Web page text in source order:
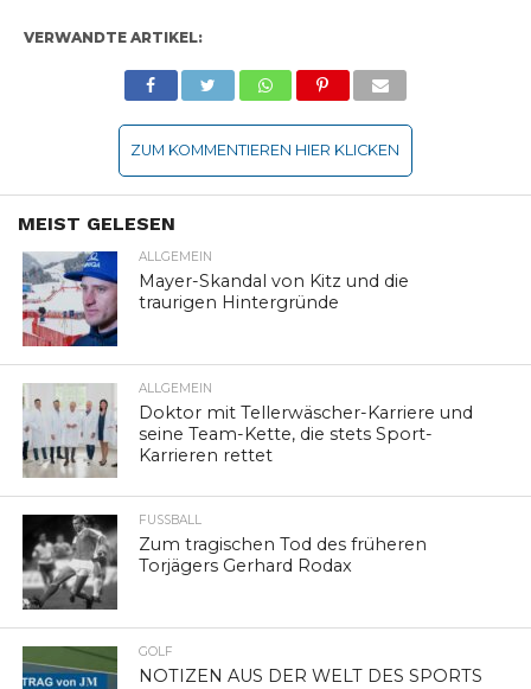
VERWANDTE ARTIKEL:
ZUM KOMMENTIEREN HIER KLICKEN
MEIST GELESEN
ALLGEMEIN
Mayer-Skandal von Kitz und die
traurigen Hintergründe
ALLGEMEIN
Doktor mit Tellerwäscher-Karriere und
seine Team-Kette, die stets Sport-
Karrieren rettet
FUSSBALL
Zum tragischen Tod des früheren
Torjägers Gerhard Rodax
GOLF
NOTIZEN AUS DER WELT DES SPORTS